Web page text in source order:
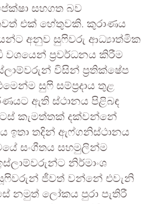
සහගත බව
එක් හේතුවකි. කුරාණය
අනුව සුෆිවරු ආධ්‍යාත්මික
වශයෙන් ප්‍රවර්ධනය කිරීම
විසින් ප්‍රතික්ෂේප
සුෆි සම්ප්‍රදාය තුළ
ඇති ස්ථානය පිළිබඳ
කැමත්තක් දක්වන්නේ
ඉතා තදින් ඇෆ්ගනිස්ථානය
සංගීතය සහමුලින්ම
නිර්මාංශ
ජීවත් වන්නේ එවැනි
නමුත් ලෝකය පුරා පැතිරී